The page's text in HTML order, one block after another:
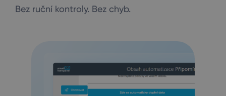
Bez ruční kontroly. Bez chyb.